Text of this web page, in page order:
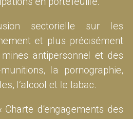
sectorielle sur les
et plus précisément
antipersonnel et des
la pornographie,
l’alcool et le tabac.
d’engagements des